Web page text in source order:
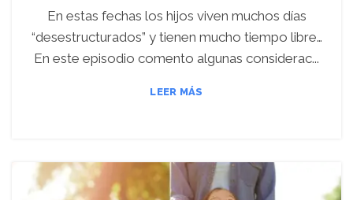
En estas fechas los hijos viven muchos días
“desestructurados” y tienen mucho tiempo libre…
En este episodio comento algunas considerac...
LEER MÁS